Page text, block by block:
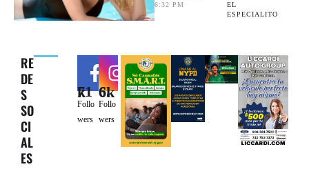
6:32 PM
EL
ESPECIALITO
RE
DE
S
SO
CI
AL
ES
71k
Follo
wers
6.6k
Follo
wers